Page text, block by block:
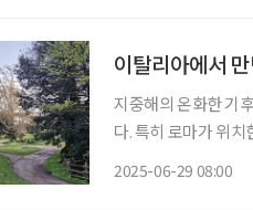
이탈리아에서
지중해의 온화한 기
다. 특히 로마가 위
2025-06-29 08:00